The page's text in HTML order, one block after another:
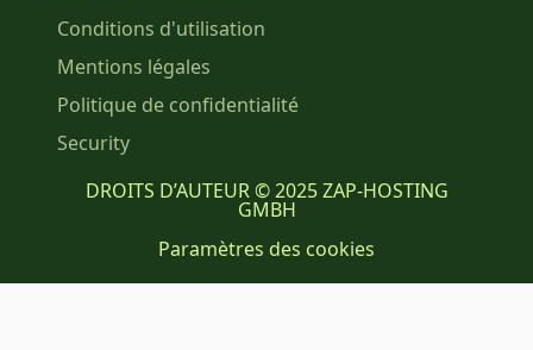
Conditions d'utilisation
Mentions légales
Politique de confidentialité
Security
DROITS D’AUTEUR © 2025 ZAP-HOSTING
GMBH
Paramètres des cookies